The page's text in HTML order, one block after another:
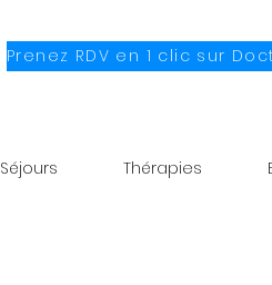
Séjours Thérapies